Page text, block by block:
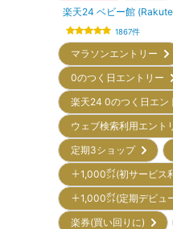
楽天24 ベビー館
1867件
マラソンエントリー
0のつく日エントリー
楽天24 0のつく日エ
ウェブ検索利用エン
定期3ショップ
＋1,000㌽(初サービ
＋1,000㌽(定期デビ
楽券(買い回りに)